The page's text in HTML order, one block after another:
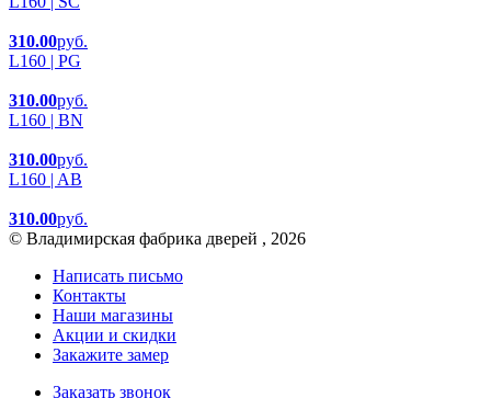
310.00руб.
L160 | PG
310.00руб.
L160 | BN
310.00руб.
L160 | AB
310.00руб.
© Владимирская фабрика дверей , 2026
Написать письмо
Контакты
Наши магазины
Акции и скидки
Закажите замер
Заказать звонок